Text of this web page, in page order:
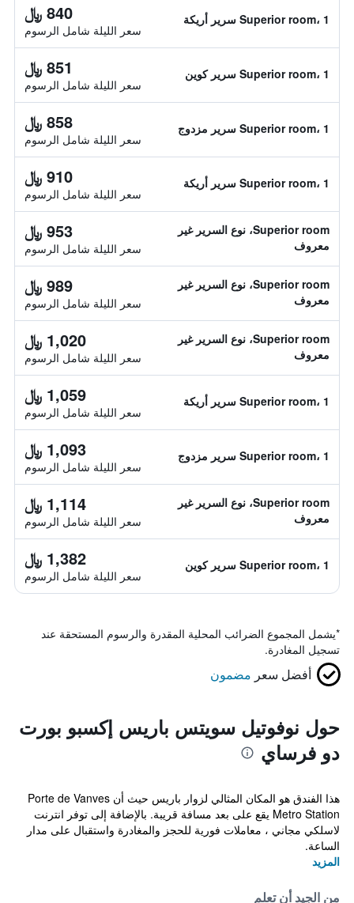
Superior room، 1 سرير أريكة 840 ﷼
سعر الليلة شامل الرسوم
Superior room، 1 سرير كوين 851 ﷼
سعر الليلة شامل الرسوم
Superior room، 1 سرير مزدوج 858 ﷼
سعر الليلة شامل الرسوم
Superior room، 1 سرير أريكة 910 ﷼
سعر الليلة شامل الرسوم
Superior room، نوع السرير غير
معروف
953 ﷼
سعر الليلة شامل الرسوم
Superior room، نوع السرير غير
معروف
989 ﷼
سعر الليلة شامل الرسوم
Superior room، نوع السرير غير
معروف
1,020 ﷼
سعر الليلة شامل الرسوم
Superior room، 1 سرير أريكة 1,059 ﷼
سعر الليلة شامل الرسوم
Superior room، 1 سرير مزدوج 1,093 ﷼
سعر الليلة شامل الرسوم
Superior room، نوع السرير غير
معروف
1,114 ﷼
سعر الليلة شامل الرسوم
Superior room، 1 سرير كوين 1,382 ﷼
سعر الليلة شامل الرسوم
*يشمل المجموع الضرائب المحلية المقدرة والرسوم المستحقة عند
تسجيل المغادرة.
أفضل سعر مضمون
حول نوفوتيل سويتس باريس إكسبو بورت
دو فرساي
هذا الفندق هو المكان المثالي لزوار باريس حيث أن Porte de Vanves
Metro Station يقع على بعد مسافة قريبة. بالإضافة إلى توفر انترنت
لاسلكي مجاني ، معاملات فورية للحجز والمغادرة واستقبال على مدار
الساعة.
المزيد
من الجيد أن تعلم